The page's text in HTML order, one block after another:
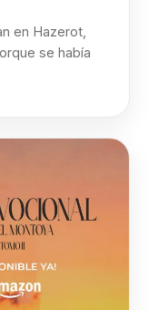
en Hazerot,
se había